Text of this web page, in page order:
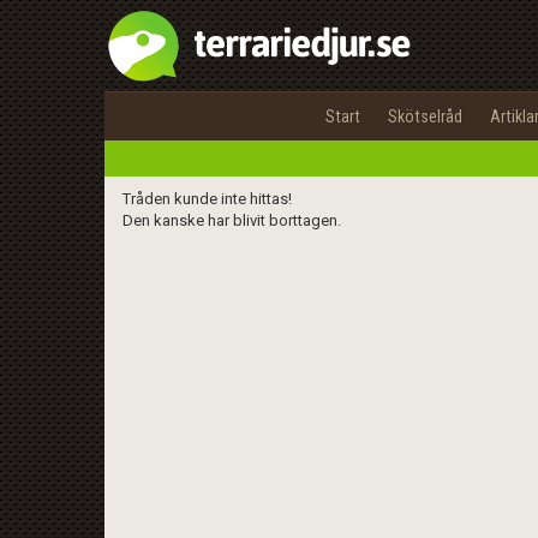
Start Skötselråd Artiklar
Tråden kunde inte hittas!
Den kanske har blivit borttagen.